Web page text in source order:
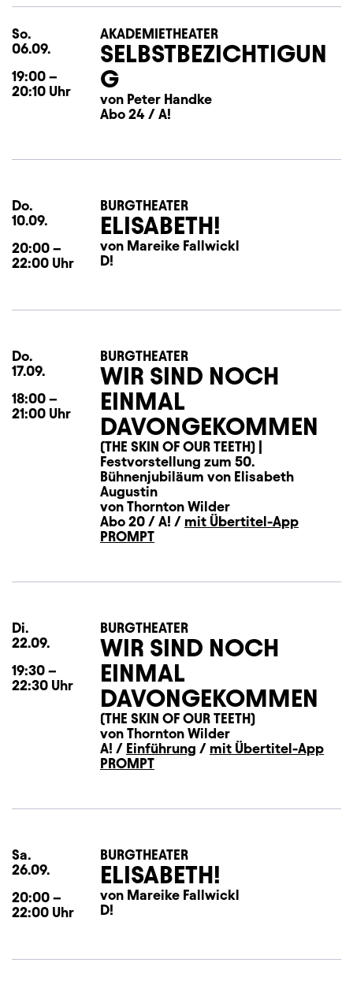
So.
06.09.
19:00 –
20:10 Uhr
AKADEMIETHEATER
SELBSTBEZICHTIGUN
G
von Peter Handke
Abo 24 / A!
Do. Donnerstag
10.09.
20:00 –
22:00 Uhr
BURGTHEATER
ELISABETH!
von Mareike Fallwickl
D!
Do. Donnerstag
17.09.
18:00 –
21:00 Uhr
BURGTHEATER
WIR SIND NOCH
EINMAL
DAVONGEKOMMEN
(THE SKIN OF OUR TEETH) |
Festvorstellung zum 50.
Bühnenjubiläum von Elisabeth
Augustin
von Thornton Wilder
Abo 20 / A! / mit Übertitel-App
PROMPT
Di.
22.09.
19:30 –
22:30 Uhr
BURGTHEATER
WIR SIND NOCH
EINMAL
DAVONGEKOMMEN
(THE SKIN OF OUR TEETH)
von Thornton Wilder
A! / Einführung / mit Übertitel-App
PROMPT
Sa.
26.09.
20:00 –
22:00 Uhr
BURGTHEATER
ELISABETH!
von Mareike Fallwickl
D!